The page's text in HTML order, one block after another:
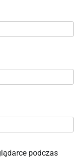
podczas